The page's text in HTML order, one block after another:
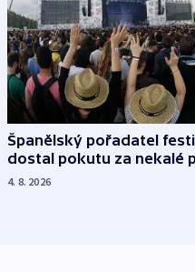
Španělský pořadatel
dostal pokutu za nekalé
4. 8. 2026